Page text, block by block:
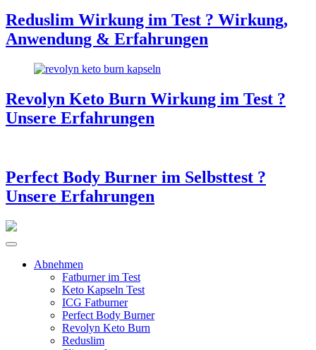
Reduslim Wirkung im Test ? Wirkung,
Anwendung & Erfahrungen
Revolyn Keto Burn Wirkung im Test ?
Unsere Erfahrungen
Perfect Body Burner im Selbsttest ?
Unsere Erfahrungen
Abnehmen
Fatburner im Test
Keto Kapseln Test
ICG Fatburner
Perfect Body Burner
Revolyn Keto Burn
Reduslim